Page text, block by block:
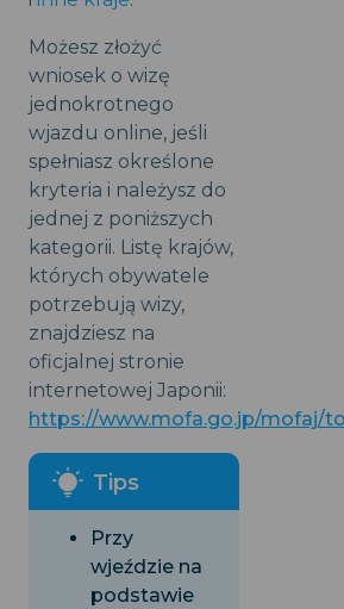
Możesz złożyć
wniosek o wizę
jednokrotnego
wjazdu online, jeśli
spełniasz określone
kryteria i należysz do
jednej z poniższych
kategorii. Listę krajów,
których obywatele
potrzebują wizy,
znajdziesz na
oficjalnej stronie
internetowej Japonii:
https://www.mofa.go.jp/mofaj/
Przy
wjeździe na
podstawie